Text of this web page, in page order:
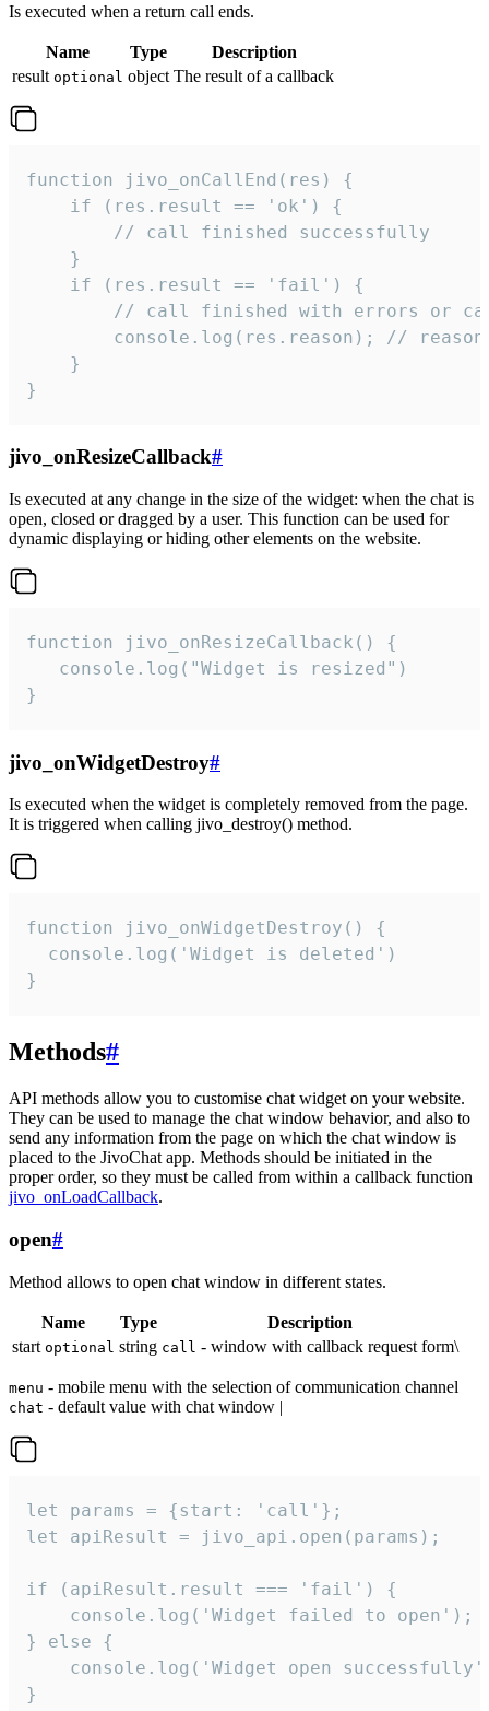
Is executed when a return call ends.
Name Type
Description
result optional object The result of a callback
function jivo_onCallEnd(res) {
    if (res.result == 'ok') {
        // call finished successfully
    }
    if (res.result == 'fail') {
// call finished with errors or
console.log(res.reason); //
    }
}
jivo_onResizeCallback#
Is executed at any change in the size of the widget: when the chat is
open, closed or dragged by a user. This function can be used for
dynamic displaying or hiding other elements on the website.
function jivo_onResizeCallback() {
   console.log("Widget is resized")
}
jivo_onWidgetDestroy#
Is executed when the widget is completely removed from the page.
It is triggered when calling jivo_destroy() method.
function jivo_onWidgetDestroy() {
  console.log('Widget is deleted')
}
Methods#
API methods allow you to customise chat widget on your website.
They can be used to manage the chat window behavior, and also to
send any information from the page on which the chat window is
placed to the JivoChat app. Methods should be initiated in the
proper order, so they must be called from within a callback function
jivo_onLoadCallback.
open#
Method allows to open chat window in different states.
Name Type
Description
start optional string call - window with callback request form\
menu - mobile menu with the selection of communication channel
chat - default value with chat window |
let params = {start: 'call'};
let apiResult = jivo_api.open(params);
if (apiResult.result === 'fail') {
    console.log('Widget failed to open');
} else {
console.log('Widget open
}